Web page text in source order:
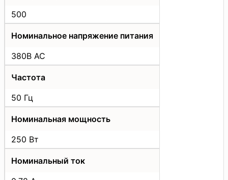
500
Номинальное напряжение питания
380В АС
Частота
50 Гц
Номинальная мощность
250 Вт
Номинальный ток